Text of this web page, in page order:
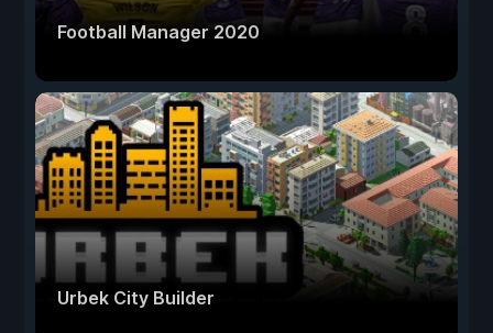
Football Manager 2020
Urbek City Builder